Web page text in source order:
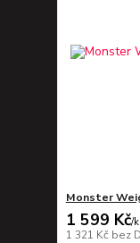
Monster
1 599 Kč/
1 321 Kč bez